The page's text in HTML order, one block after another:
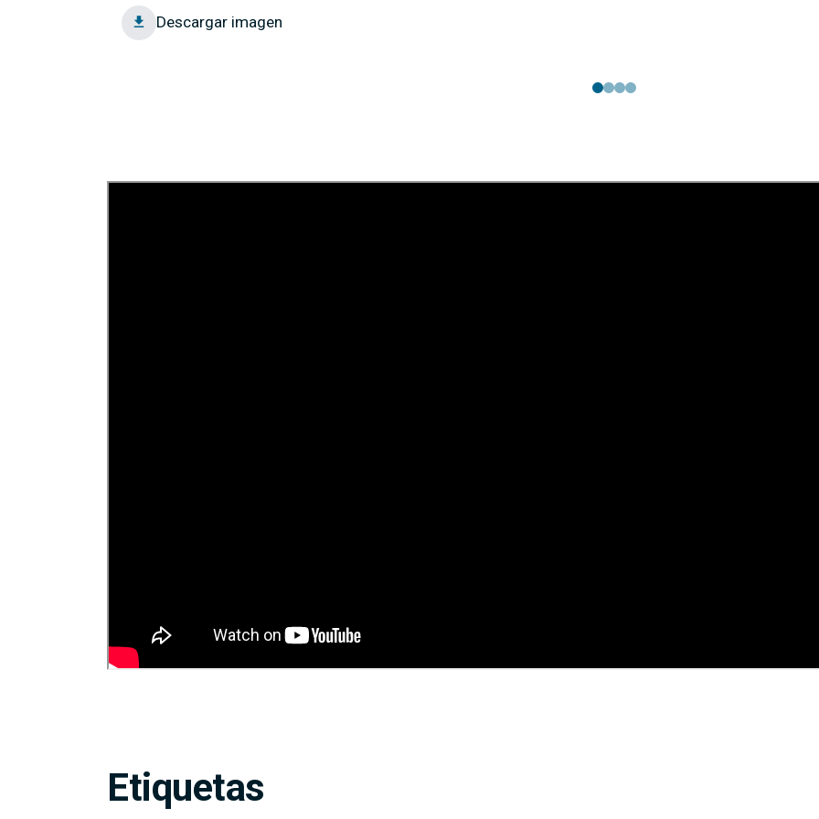
Descargar imagen
Etiquetas